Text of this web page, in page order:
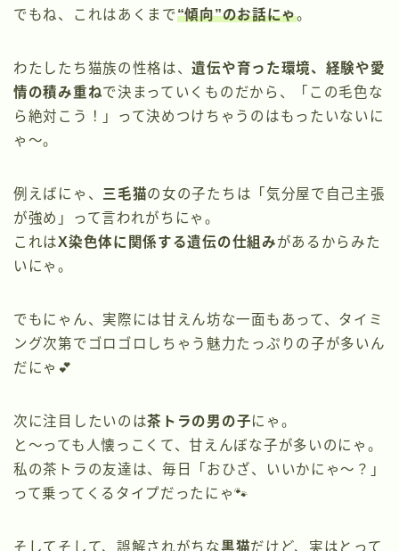
でもね、これはあくまで“傾向”のお話にゃ。
わたしたち猫族の性格は、遺伝や育った環境、経験や愛
情の積み重ねで決まっていくものだから、「この毛色な
ら絶対こう！」って決めつけちゃうのはもったいないに
ゃ〜。
例えばにゃ、 三毛猫の女の子たちは「気分屋で自己主張
が強め」って言われがちにゃ。
これはX染色体に関係する遺伝の仕組みがあるからみた
いにゃ。
でもにゃん、実際には甘えん坊な一面もあって、タイミ
ング次第でゴロゴロしちゃう魅力たっぷりの子が多いん
だにゃ💕
次に注目したいのは茶トラの男の子にゃ。
と〜っても人懐っこくて、甘えんぼな子が多いのにゃ。
私の茶トラの友達は、毎日「おひざ、いいかにゃ〜？」
って乗ってくるタイプだったにゃ🐾
そしてそして、誤解されがちな黒猫だけど、実はとって